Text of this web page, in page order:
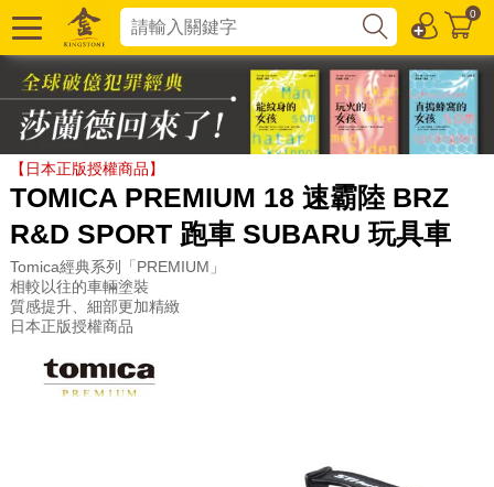
0
【日本正版授權商品】
TOMICA PREMIUM 18 速霸陸 BRZ
R&D SPORT 跑車 SUBARU 玩具車
Tomica經典系列「PREMIUM」
相較以往的車輛塗裝
質感提升、細部更加精緻
日本正版授權商品